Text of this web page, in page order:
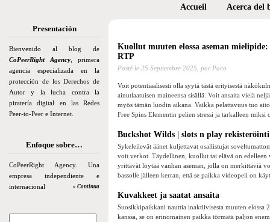
Presentación
Bienvenido al blog de
CoPeerRight Agency , primera
agencia especializada en la
protección de los Derechos de
Autor y la lucha contra la
piratería digital en las Redes
Peer-to-Peer e Internet.
Enfoque sobre…
CoPeerRight Agency. Una
empresa independiente e
internacional
» Continua
Accueil Acerca del
Kuollut muuten elossa aseman
RTP
Posté le 25 Septiembre 2025, por Paco
Voit potentiaalisesti olla syytä tästä erityisestä
ainutlaatuisen maineensa sisällä. Voit ansaita vielä
myös tämän luodin aikana. Vaikka pelattavuus tuo
Free Spins Elementin pelien stressi ja tarkalleen miksi
Buckshot Wilds | slots n play rekisteröinti
Sykeleilevät äänet kuljettavat osallistujat
voit verkot. Täydellinen, kuollut tai elävä on edelleen
yrittävät löytää vanhan aseman, jolla on merkittäviä
bassolle jälleen kerran, että se paikka videopeli on
Kuvakkeet ja saatat ansaita
Suosikkipaikkani nauttia inaktiivisesta muuten elossa
kanssa, se on erinomainen paikka törmätä paljon